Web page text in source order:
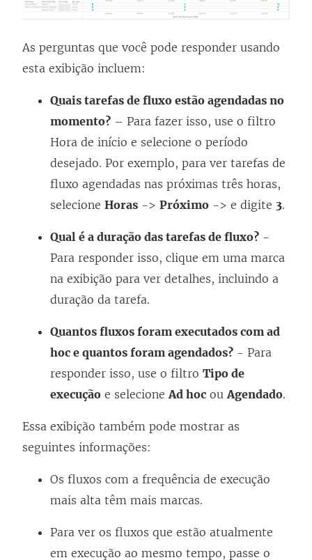
As perguntas que você pode responder usando
esta exibição incluem:
Quais tarefas de fluxo estão agendadas no
momento? – Para fazer isso, use o filtro
Hora de início e selecione o período
desejado. Por exemplo, para ver tarefas de
fluxo agendadas nas próximas três horas,
selecione Horas -> Próximo -> e digite 3.
Qual é a duração das tarefas de fluxo? -
Para responder isso, clique em uma marca
na exibição para ver detalhes, incluindo a
duração da tarefa.
Quantos fluxos foram executados com ad
hoc e quantos foram agendados? - Para
responder isso, use o filtro Tipo de
execução e selecione Ad hoc ou Agendado.
Essa exibição também pode mostrar as
seguintes informações:
Os fluxos com a frequência de execução
mais alta têm mais marcas.
Para ver os fluxos que estão atualmente
em execução ao mesmo tempo, passe o